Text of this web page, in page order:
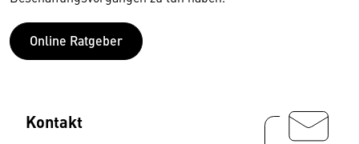
Online Ratgeber
Kontakt